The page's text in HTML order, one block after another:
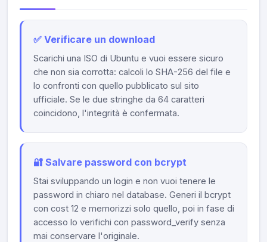
✅ Verificare un download
Scarichi una ISO di Ubuntu e vuoi essere sicuro
che non sia corrotta: calcoli lo SHA-256 del file e
lo confronti con quello pubblicato sul sito
ufficiale. Se le due stringhe da 64 caratteri
coincidono, l'integrità è confermata.
🔐 Salvare password con bcrypt
Stai sviluppando un login e non vuoi tenere le
password in chiaro nel database. Generi il bcrypt
con cost 12 e memorizzi solo quello, poi in fase di
accesso lo verifichi con password_verify senza
mai conservare l'originale.